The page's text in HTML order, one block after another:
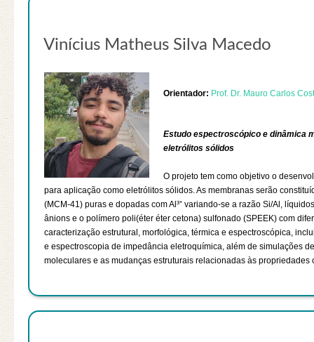
Vinícius Matheus Silva Macedo
Orientador: Prof. Dr. Mauro Carlos
Estudo espectroscópico e dinâmica
eletrólitos sólidos
O projeto tem como objetivo o
para aplicação como eletrólitos sólidos. As membranas serão
(MCM-41) puras e dopadas com Al³⁺ variando-se a razão Si/Al,
ânions e o polímero poli(éter éter cetona) sulfonado (SPEEK) com
caracterização estrutural, morfológica, térmica e espectroscópica,
e espectroscopia de impedância eletroquímica, além de simulações
moleculares e as mudanças estruturais relacionadas às propriedades